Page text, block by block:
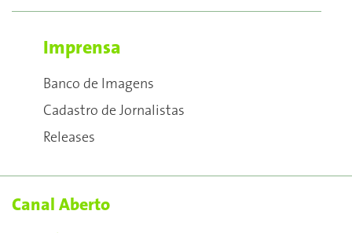
Imprensa
Banco de Imagens
Cadastro de Jornalistas
Releases
Canal Aberto